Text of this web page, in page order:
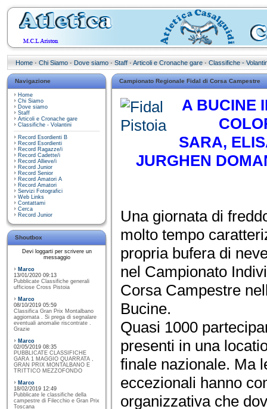
Home · Chi Siamo · Dove siamo · Staff · Articoli e Cronache gare · Classifiche -
Navigazione
Home
Chi Siamo
Dove siamo
Staff
Articoli e Cronache gare
Classifiche - Volantini
Record Esordienti B
Record Esordienti
Record Ragazze/i
Record Cadette/i
Record Allieve/i
Record Junior
Record Senior
Record Amatori A
Record Amatori
Servizi Fotografici
Web Links
Contattami
Cerca
Record Junior
Shoutbox
Devi loggarti per scrivere un
messaggio
Marco
13/01/2020 09:13
Pubblicate Classifiche generali
ufficiose Cross Pistoia
Marco
08/10/2019 05:59
Classifica Gran Prix Montalbano
aggiornata . Si prega di segnalare
eventuali anomalie riscontrate .
Grazie
Marco
02/05/2019 08:35
PUBBLICATE CLASSIFICHE
GARA 1 MAGGIO QUARRATA ,
GRAN PRIX MONTALBANO E
TRITTICO MEZZOFONDO
Marco
18/02/2019 12:49
Pubblicate le classifiche della
campestre di Filecchio e Gran Prix
Toscana
Campionato Regionale Fidal di Corsa Campestre
A BUCINE
SARA,
JURGHEN
Una giornata di
molto tempo
propria bufera di
nel Campionato
Corsa Campestre
Bucine.
Quasi 1000
presenti in una
finale nazionale. Ma
eccezionali hanno
organizzativa che